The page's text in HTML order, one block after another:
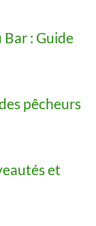
Bar : Guide
pêcheurs
et